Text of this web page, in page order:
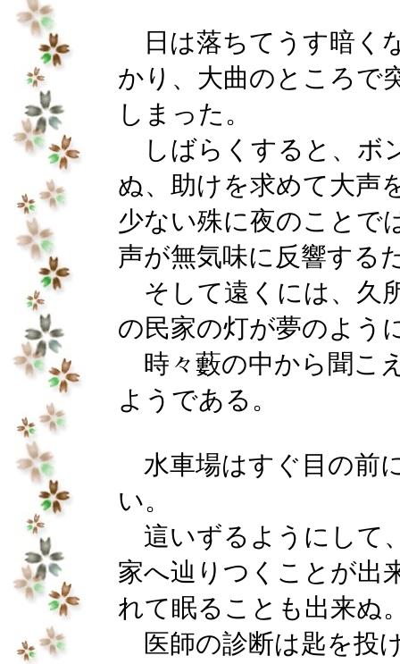
日は落ちてうす暗く
かり、大曲のところで
しまった。
しばらくすると、ボ
ぬ、助けを求めて大声
少ない殊に夜のことで
声が無気味に反響する
そして遠くには、久
の民家の灯が夢のよう
時々藪の中から聞こ
ようである。
水車場はすぐ目の前
い。
這いずるようにして
家へ辿りつくことが出
れて眠ることも出来ぬ
医師の診断は匙を投